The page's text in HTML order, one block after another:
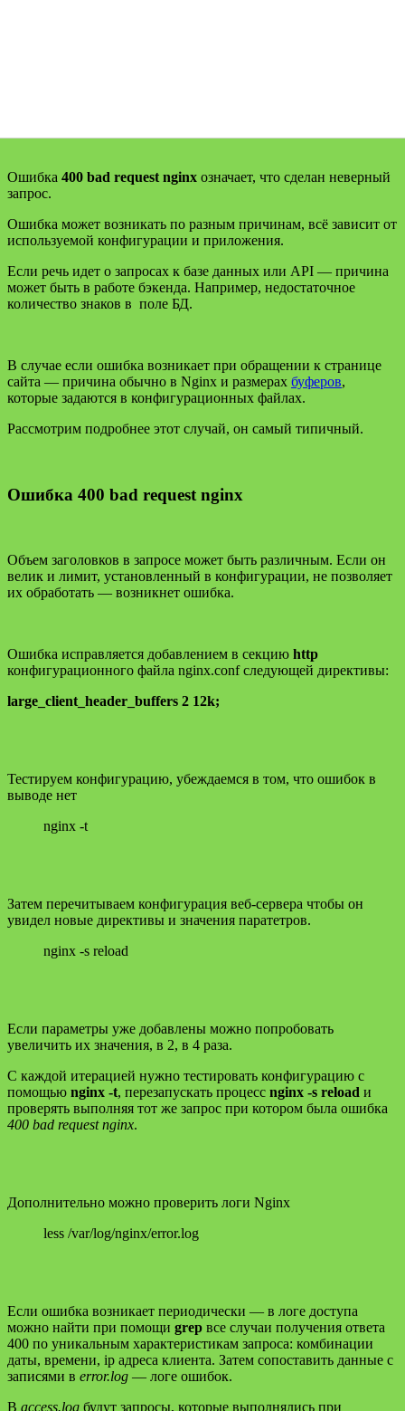
Ошибка 400 bad request nginx означает, что сделан неверный
запрос.
Ошибка может возникать по разным причинам, всё зависит от
используемой конфигурации и приложения.
Если речь идет о запросах к базе данных или API — причина
может быть в работе бэкенда. Например, недостаточное
количество знаков в поле БД.
В случае если ошибка возникает при обращении к странице
сайта — причина обычно в Nginx и размерах буферов,
которые задаются в конфигурационных файлах.
Рассмотрим подробнее этот случай, он самый типичный.
Ошибка 400 bad request nginx
Объем заголовков в запросе может быть различным. Если он
велик и лимит, установленный в конфигурации, не позволяет
их обработать — возникнет ошибка.
Ошибка исправляется добавлением в секцию http
конфигурационного файла nginx.conf следующей директивы:
large_client_header_buffers 2 12k;
Тестируем конфигурацию, убеждаемся в том, что ошибок в
выводе нет
nginx -t
Затем перечитываем конфигурация веб-сервера чтобы он
увидел новые директивы и значения паратетров.
nginx -s reload
Если параметры уже добавлены можно попробовать
увеличить их значения, в 2, в 4 раза.
С каждой итерацией нужно тестировать конфигурацию с
помощью nginx -t, перезапускать процесс nginx -s reload и
проверять выполняя тот же запрос при котором была ошибка
400 bad request nginx.
Дополнительно можно проверить логи Nginx
less /var/log/nginx/error.log
Если ошибка возникает периодически — в логе доступа
можно найти при помощи grep все случаи получения ответа
400 по уникальным характеристикам запроса: комбинации
даты, времени, ip адреса клиента. Затем сопоставить данные с
записями в error.log — логе ошибок.
В access.log будут запросы, которые выполнялись при